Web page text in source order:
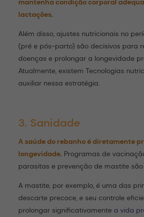
mantenha condição corporal
lactações.
Além disso, ajustes nutricionais no
(pré e pós-parto) são decisivos para
doenças e prolongar a longevidade
Atualmente, existem Tecnologias
auxiliar nessa estratégia.
3. Sanidade
A saúde do rebanho é diretamente
longevidade. Programas de
parasitas e prevenção de mastite são
A mastite, por exemplo, é uma das
descarte precoce, e seu controle
prolongar significativamente a vida